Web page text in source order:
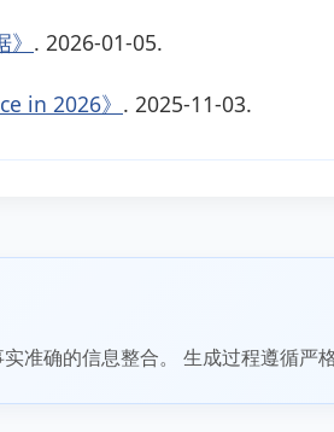
. 2026-01-05.
in 2026》 . 2025-11-03.
准确的信息整合。 生成过程遵循严